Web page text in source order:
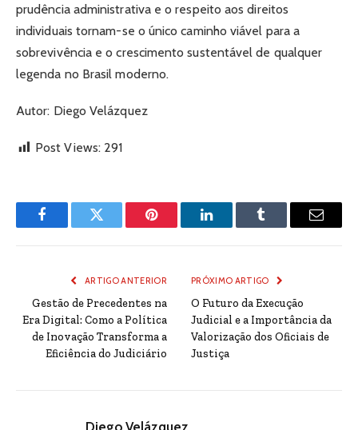
prudência administrativa e o respeito aos direitos
individuais tornam-se o único caminho viável para a
sobrevivência e o crescimento sustentável de qualquer
legenda no Brasil moderno.
Autor: Diego Velázquez
Post Views: 291
FacebookTwitter Pinterest LinkedInTumblr Email
ARTIGO ANTERIOR
Gestão de Precedentes na
Era Digital: Como a Política
de Inovação Transforma a
Eficiência do Judiciário
PRÓXIMO ARTIGO
O Futuro da Execução
Judicial e a Importância da
Valorização dos Oficiais de
Justiça